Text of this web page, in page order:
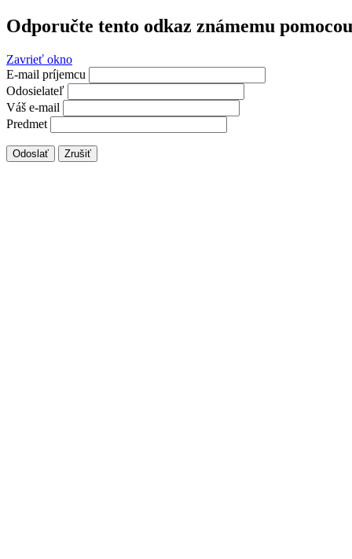
Odporučte tento odkaz známemu
Zavrieť okno
E-mail príjemcu
Odosielateľ
Váš e-mail
Predmet
Odoslať Zrušiť